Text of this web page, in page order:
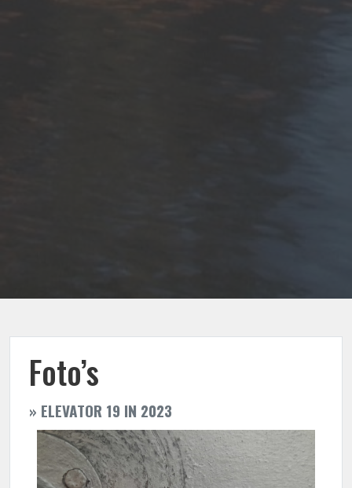
Foto’s
» ELEVATOR 19 IN 2023